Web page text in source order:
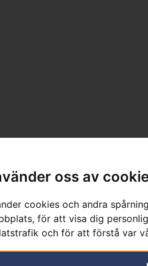
oss av
cookies och andra
för att visa dig
och för att förstå var
Aspire™ T28 – utan batteri